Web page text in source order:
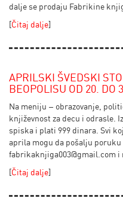
dalje se prodaju Fabrikine
[Čitaj dalje]
APRILSKI ŠVEDSKI
BEOPOLISU OD 20. DO
Na meniju – obrazovanje,
književnost za decu i odrasle.
spiska i plati 999 dinara. Svi
aprila mogu da pošalju
fabrikaknjiga003@gmail.com i
[Čitaj dalje]